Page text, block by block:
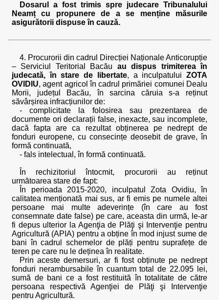
Dosarul a fost trimis spre judecare Tribunalului
Neamț cu propunere de a se menține măsurile
asigurătorii dispuse în cauză.
4. Procurorii din cadrul Direcției Naționale Anticorupție
– Serviciul Teritorial Bacău au dispus trimiterea în
judecată, în stare de libertate, a inculpatuluiZOTA
OVIDIU, agent agricol în cadrul primăriei comunei Dealu
Morii, județul Bacău, în sarcina căruia s-a reținut
săvârșirea infracțiunilor de:
- complicitate la folosirea sau prezentarea de
documente ori declarații false, inexacte, sau incomplete,
dacă fapta are ca rezultat obținerea pe nedrept de
fonduri europene, cu consecințe deosebit de grave, în
formă continuată,
- fals intelectual, în formă continuată.
În rechizitoriul întocmit, procurorii au reținut
următoarea stare de fapt:
În perioada 2015-2020, inculpatul Zota Ovidiu, în
calitatea menționată mai sus, ar fi emis pe numele altei
persoane mai multe adeverințe (în care au fost
consemnate date false) pe care, aceasta din urmă, le-ar
fi depus ulterior la Agenţia de Plăţi şi Intervenţie pentru
Agricultură (APIA) pentru a obține în mod injust sume de
bani în cadrul schemelor de plăți pentru suprafețe de
teren pe care nu le deținea în realitate.
Prin aceste demersuri, ar fi fost obținute pe nedrept
fonduri nerambursabile în cuantum total de 22.095 lei,
sumă de bani ce a fost restituită în totalitate de către
persoana respectivă Agenţiei de Plăţi şi Intervenţie
pentru Agricultură.